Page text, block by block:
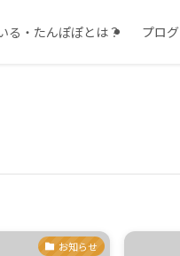
る・たんぽぽとは？ プロ
お知らせ